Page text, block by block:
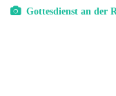
Gottesdienst an der